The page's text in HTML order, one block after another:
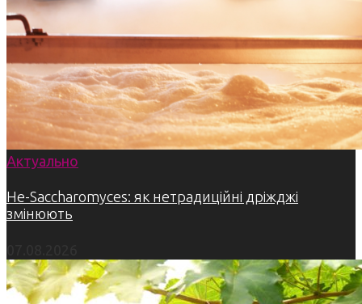
Актуально
Не-Saccharomyces: як нетрадиційні дріжджі
змінюють